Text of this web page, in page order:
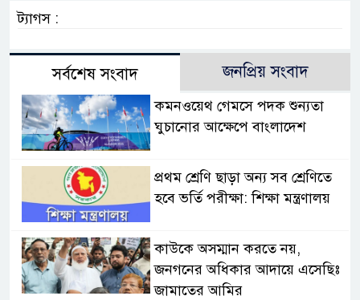
ট্যাগস :
সর্বশেষ সংবাদ জনপ্রিয় সংবাদ
কমনওয়েথ গেমসে পদক শুন্যতা
ঘুচানোর আক্ষেপে বাংলাদেশ
প্রথম শ্রেণি ছাড়া অন্য সব শ্রেণিতে
হবে ভর্তি পরীক্ষা: শিক্ষা মন্ত্রণালয়
কাউকে অসম্মান করতে নয়,
জনগনের অধিকার আদায়ে এসেছিঃ
জামাতের আমির